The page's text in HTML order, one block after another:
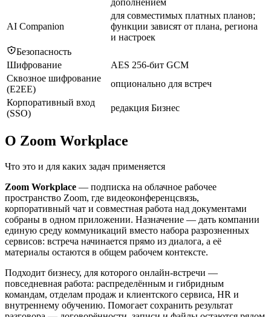
дополнением
AI Companion
для совместимых платных планов;
функции зависят от плана, региона
и настроек
Безопасность
Шифрование
AES 256-бит GCM
Сквозное шифрование
(E2EE)
опционально для встреч
Корпоративный вход
(SSO)
редакция Бизнес
О Zoom Workplace
Что это и для каких задач применяется
Zoom Workplace — подписка на облачное рабочее
пространство Zoom, где видеоконференцсвязь,
корпоративный чат и совместная работа над документами
собраны в одном приложении. Назначение — дать компании
единую среду коммуникаций вместо набора разрозненных
сервисов: встреча начинается прямо из диалога, а её
материалы остаются в общем рабочем контексте.
Подходит бизнесу, для которого онлайн-встречи —
повседневная работа: распределённым и гибридным
командам, отделам продаж и клиентского сервиса, HR и
внутреннему обучению. Помогает сохранить результат